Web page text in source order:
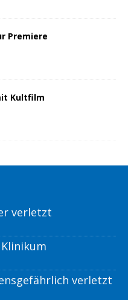
Premiere
Kultfilm
verletzt
verletzt